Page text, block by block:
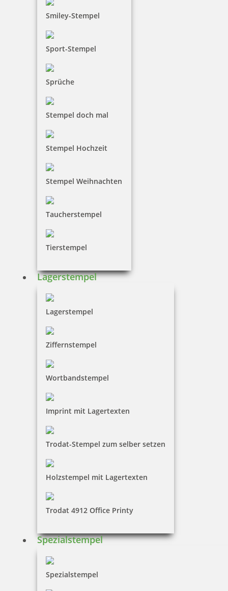
Smiley-Stempel
Sport-Stempel
Sprüche
Stempel doch mal
Stempel Hochzeit
Stempel Weihnachten
Taucherstempel
Tierstempel
Lagerstempel
Lagerstempel
Ziffernstempel
Wortbandstempel
Imprint mit Lagertexten
Trodat-Stempel zum selber setzen
Holzstempel mit Lagertexten
Trodat 4912 Office Printy
Spezialstempel
Spezialstempel
41,50 €
Trodat Professional 5460/L1 4.0 Datumstempel blau/rot mit Text
51,30 €